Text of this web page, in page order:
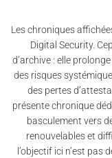
Les chroniques
Digital Security.
d’archive : elle
des risques
des pertes
présente chronique
basculement vers
renouvelables et
l’objectif ici n’est pas